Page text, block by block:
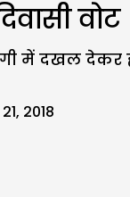
वोट
में दखल देकर
2018